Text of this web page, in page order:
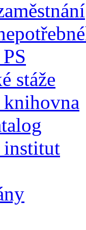
stáže
knihovna
institut